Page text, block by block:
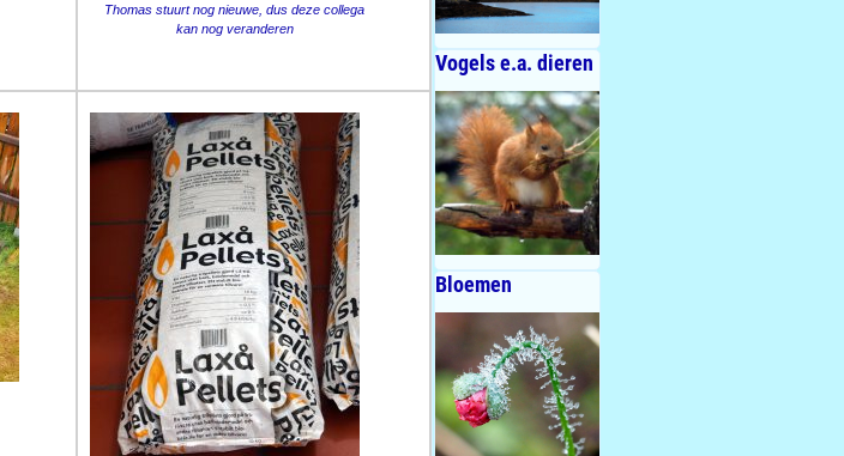
Thomas stuurt nog nieuwe, dus deze collega
kan nog veranderen
Vogels e.a. dieren
Bloemen